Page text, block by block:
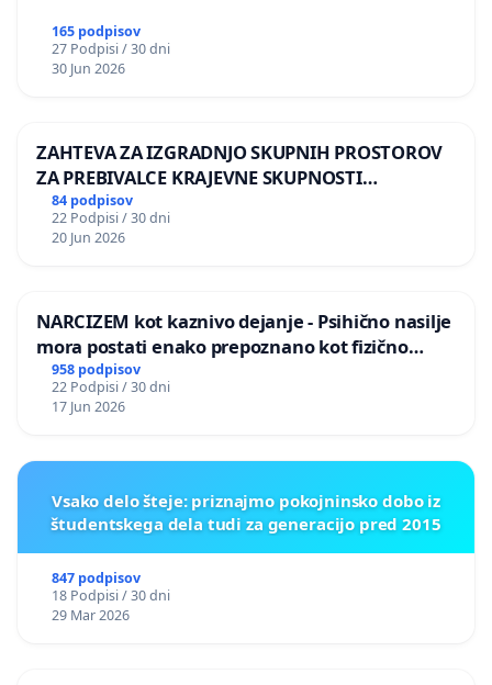
165 podpisov
27 Podpisi / 30 dni
30 Jun 2026
ZAHTEVA ZA IZGRADNJO SKUPNIH PROSTOROV
ZA PREBIVALCE KRAJEVNE SKUPNOSTI
PRESTRANEK
84 podpisov
22 Podpisi / 30 dni
20 Jun 2026
NARCIZEM kot kaznivo dejanje - Psihično nasilje
mora postati enako prepoznano kot fizično
nasilje
958 podpisov
22 Podpisi / 30 dni
17 Jun 2026
Vsako delo šteje: priznajmo pokojninsko dobo iz
študentskega dela tudi za generacijo pred 2015
847 podpisov
18 Podpisi / 30 dni
29 Mar 2026